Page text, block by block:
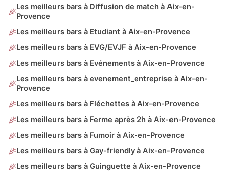
Les meilleurs bars à Diffusion de match à Aix-en-
Provence
Les meilleurs bars à Etudiant à Aix-en-Provence
Les meilleurs bars à EVG/EVJF à Aix-en-Provence
Les meilleurs bars à Evénements à Aix-en-Provence
Les meilleurs bars à evenement_entreprise à Aix-en-
Provence
Les meilleurs bars à Fléchettes à Aix-en-Provence
Les meilleurs bars à Ferme après 2h à Aix-en-Provence
Les meilleurs bars à Fumoir à Aix-en-Provence
Les meilleurs bars à Gay-friendly à Aix-en-Provence
Les meilleurs bars à Guinguette à Aix-en-Provence